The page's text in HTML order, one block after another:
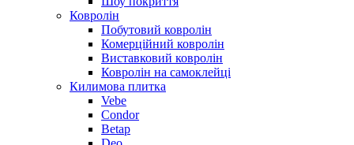
Ковролін
Побутовий ковролін
Комерційний ковролін
Виставковий ковролін
Ковролін на самоклейці
Килимова плитка
Vebe
Condor
Betap